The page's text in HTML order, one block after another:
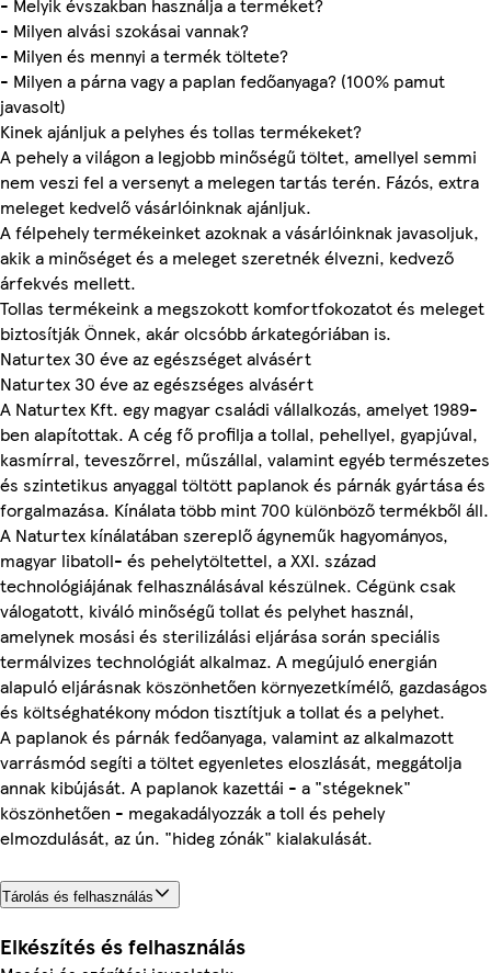
- Milyen alvási szokásai vannak?
- Milyen és mennyi a termék töltete?
- Milyen a párna vagy a paplan fedőanyaga? (100% pamut
javasolt)
Kinek ajánljuk a pelyhes és tollas termékeket?
A pehely a világon a legjobb minőségű töltet, amellyel semmi
nem veszi fel a versenyt a melegen tartás terén. Fázós, extra
meleget kedvelő vásárlóinknak ajánljuk.
A félpehely termékeinket azoknak a vásárlóinknak javasoljuk,
akik a minőséget és a meleget szeretnék élvezni, kedvező
árfekvés mellett.
Tollas termékeink a megszokott komfortfokozatot és meleget
biztosítják Önnek, akár olcsóbb árkategóriában is.
Naturtex 30 éve az egészséget alvásért
Naturtex 30 éve az egészséges alvásért
A Naturtex Kft. egy magyar családi vállalkozás, amelyet 1989-
ben alapítottak. A cég fő profilja a tollal, pehellyel, gyapjúval,
kasmírral, teveszőrrel, műszállal, valamint egyéb természetes
és szintetikus anyaggal töltött paplanok és párnák gyártása és
forgalmazása. Kínálata több mint 700 különböző termékből áll.
A Naturtex kínálatában szereplő ágyneműk hagyományos,
magyar libatoll- és pehelytöltettel, a XXI. század
technológiájának felhasználásával készülnek. Cégünk csak
válogatott, kiváló minőségű tollat és pelyhet használ,
amelynek mosási és sterilizálási eljárása során speciális
termálvizes technológiát alkalmaz. A megújuló energián
alapuló eljárásnak köszönhetően környezetkímélő, gazdaságos
és költséghatékony módon tisztítjuk a tollat és a pelyhet.
A paplanok és párnák fedőanyaga, valamint az alkalmazott
varrásmód segíti a töltet egyenletes eloszlását, meggátolja
annak kibújását. A paplanok kazettái - a "stégeknek"
köszönhetően - megakadályozzák a toll és pehely
elmozdulását, az ún. "hideg zónák" kialakulását.
Tárolás és felhasználás
Elkészítés és felhasználás